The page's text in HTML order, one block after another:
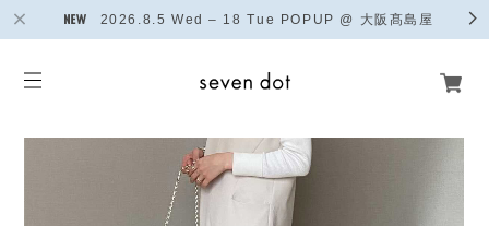
2026.8.5 Wed – 18 Tue POPUP @ 大阪髙島屋